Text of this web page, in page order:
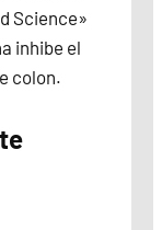
Science»
inhibe el
colon.